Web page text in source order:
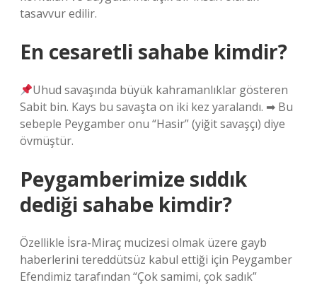
tasavvur edilir.
En cesaretli sahabe kimdir?
Uhud savaşında büyük kahramanlıklar gösteren
Sabit bin. Kays bu savaşta on iki kez yaralandı. ➡ Bu
sebeple Peygamber onu “Hasir” (yiğit savaşçı) diye
övmüştür.
Peygamberimize sıddık
dediği sahabe kimdir?
Özellikle İsra-Miraç mucizesi olmak üzere gayb
haberlerini tereddütsüz kabul ettiği için Peygamber
Efendimiz tarafından “Çok samimi, çok sadık”